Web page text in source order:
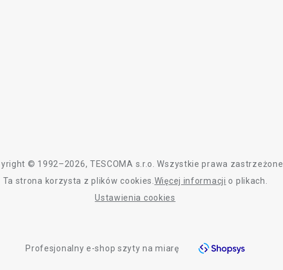
© 1992–2026, TESCOMA s.r.o. Wszystkie prawa zastrzeżone.
Ta strona korzysta z plików cookies. Więcej informacji o plikach.
Ustawienia cookies
Profesjonalny e-shop szyty na miarę